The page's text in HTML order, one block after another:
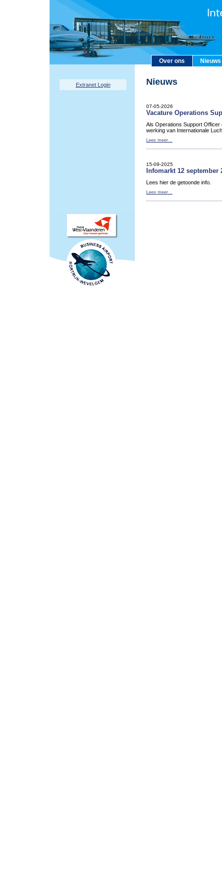
Over ons Nieuws
Extranet Login Nieuws
07-05-2026
Vacature Operations
Als Operations Support Officer
werking van Internationale
Lees meer...
15-09-2025
Infomarkt 12 september
Lees hier de getoonde info.
Lees meer...